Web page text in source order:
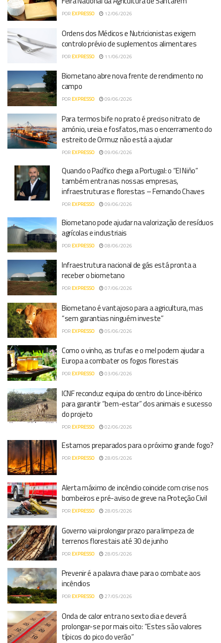
POR EXPRESSO 12/06/2026
Ordens dos Médicos e Nutricionistas exigem
controlo prévio de suplementos alimentares
POR EXPRESSO 11/06/2026
Biometano abre nova frente de rendimento no
campo
POR EXPRESSO 09/06/2026
Para termos bife no prato é preciso nitrato de
amónio, ureia e fosfatos, mas o encerramento do
estreito de Ormuz não está a ajudar
POR EXPRESSO 09/06/2026
Quando o Pacífico chega a Portugal: o “El Niño”
também entra nas nossas empresas,
infraestruturas e florestas – Fernando Chaves
POR EXPRESSO 09/06/2026
Biometano pode ajudar na valorização de resíduos
agrícolas e industriais
POR EXPRESSO 08/06/2026
Infraestrutura nacional de gás está pronta a
receber o biometano
POR EXPRESSO 07/06/2026
Biometano é vantajoso para a agricultura, mas
“sem garantias ninguém investe”
POR EXPRESSO 05/06/2026
Como o vinho, as trufas e o mel podem ajudar a
Europa a combater os fogos florestais
POR EXPRESSO 03/06/2026
ICNF reconduz equipa do centro do Lince‑ibérico
para garantir “bem-estar” dos animais e sucesso
do projeto
POR EXPRESSO 02/06/2026
Estamos preparados para o próximo grande fogo?
POR EXPRESSO 28/05/2026
Alerta máximo de incêndio coincide com crise nos
bombeiros e pré-aviso de greve na Proteção Civil
POR EXPRESSO 28/05/2026
Governo vai prolongar prazo para limpeza de
terrenos florestais até 30 de junho
POR EXPRESSO 28/05/2026
Prevenir é a palavra chave para o combate aos
incêndios
POR EXPRESSO 27/05/2026
Onda de calor entra no sexto dia e deverá
prolongar-se por mais oito: “Estes são valores
típicos do pico do verão”